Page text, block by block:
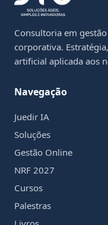
Consultoria em
corporativa.
artificial aplicada aos
Navegação
Juedir IA
Soluções
Gestão Online
NRF 2027
Cursos
Palestras